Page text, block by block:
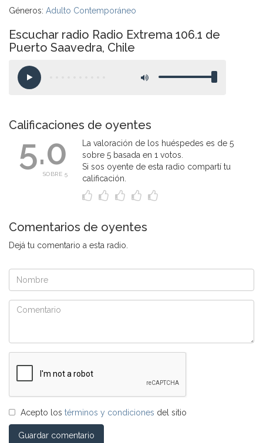
Géneros: Adulto Contemporáneo
Escuchar radio Radio Extrema 106.1 de
Puerto Saavedra, Chile
Calificaciones de oyentes
5.0
SOBRE 5
La valoración de los huéspedes es de 5
sobre 5 basada en 1 votos.
Si sos oyente de esta radio compartí tu
calificación.
Comentarios de oyentes
Dejá tu comentario a esta radio.
Acepto los términos y condiciones del sitio
Guardar comentario